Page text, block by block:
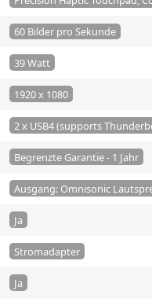
60 Bilder pro Sekunde
39 Watt
1920 x 1080
2 x USB4 (supports
Begrenzte Garantie - 1 Jahr
Ausgang: Omnisonic
Ja
Stromadapter
Ja